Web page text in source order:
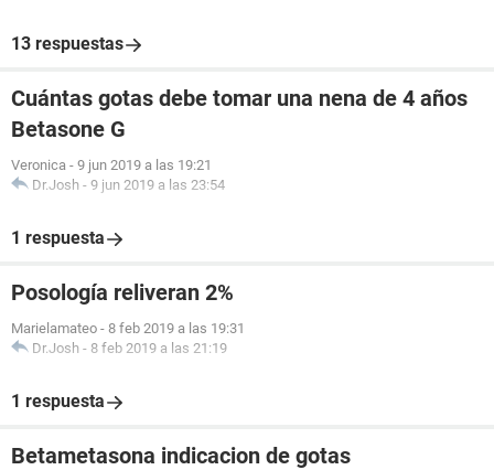
13 respuestas
Cuántas gotas debe tomar una nena de 4 años
Betasone G
Veronica - 9 jun 2019 a las 19:21
Dr.Josh - 9 jun 2019 a las 23:54
1 respuesta
Posología reliveran 2%
Marielamateo - 8 feb 2019 a las 19:31
Dr.Josh - 8 feb 2019 a las 21:19
1 respuesta
Betametasona indicacion de gotas